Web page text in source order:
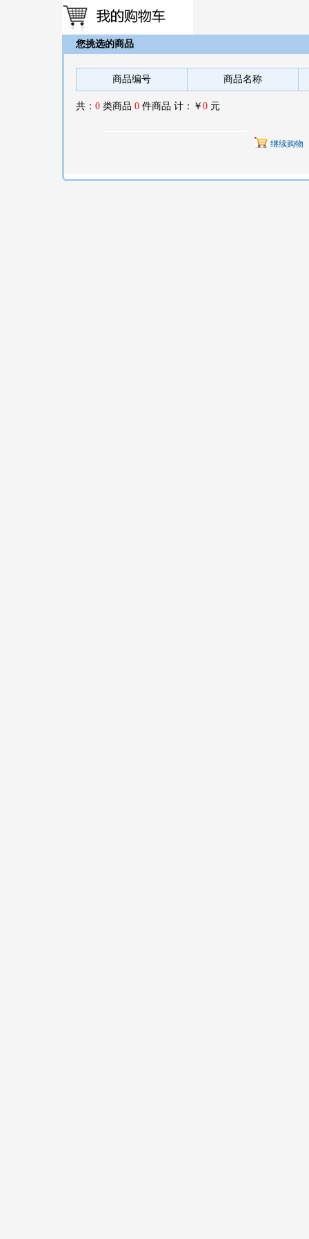
您挑选的商品
商品编号 商品名称
共： 0 类商品 0 件商品 计：￥ 0 元
继续购物